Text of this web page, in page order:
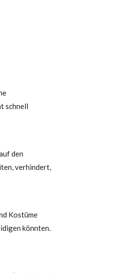
schnell
den
verhindert,
Kostüme
könnten.